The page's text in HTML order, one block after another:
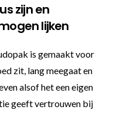
zijn en
lijken
is gemaakt voor
zit, lang meegaat en
alsof het een eigen
geeft vertrouwen bij